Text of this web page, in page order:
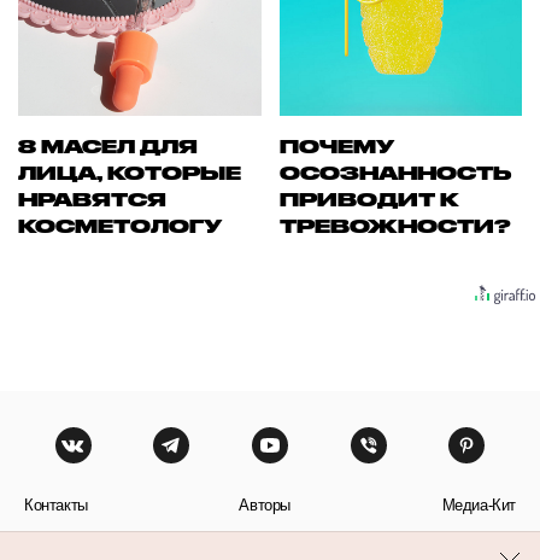
8 МАСЕЛ ДЛЯ
ЛИЦА, КОТОРЫЕ
НРАВЯТСЯ
КОСМЕТОЛОГУ
ПОЧЕМУ
ОСОЗНАННОСТЬ
ПРИВОДИТ К
ТРЕВОЖНОСТИ?
Контакты Авторы Медиа-Кит